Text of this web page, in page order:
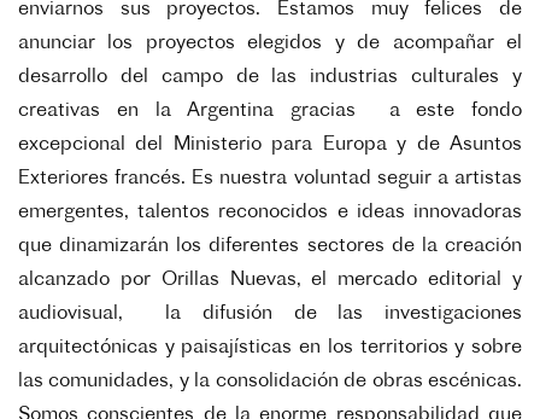
enviarnos sus proyectos. Estamos muy felices de
anunciar los proyectos elegidos y de acompañar el
desarrollo del campo de las industrias culturales y
creativas en la Argentina gracias a este fondo
excepcional del Ministerio para Europa y de Asuntos
Exteriores francés. Es nuestra voluntad seguir a artistas
emergentes, talentos reconocidos e ideas innovadoras
que dinamizarán los diferentes sectores de la creación
alcanzado por Orillas Nuevas, el mercado editorial y
audiovisual, la difusión de las investigaciones
arquitectónicas y paisajísticas en los territorios y sobre
las comunidades, y la consolidación de obras escénicas.